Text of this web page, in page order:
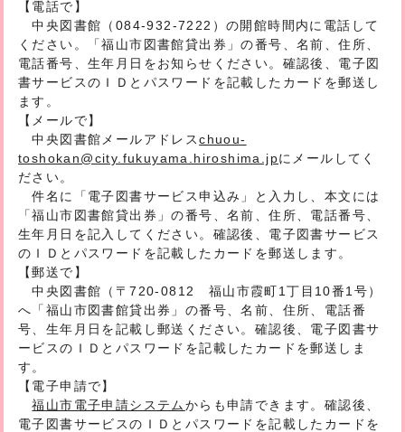
【電話で】
中央図書館（084‐932‐7222）の開館時間内に電話して
ください。「福山市図書館貸出券」の番号、名前、住所、
電話番号、生年月日をお知らせください。確認後、電子図
書サービスのＩＤとパスワードを記載したカードを郵送し
ます。
【メールで】
中央図書館メールアドレスchuou-
toshokan@city.fukuyama.hiroshima.jpにメールしてく
ださい。
件名に「電子図書サービス申込み」と入力し、本文には
「福山市図書館貸出券」の番号、名前、住所、電話番号、
生年月日を記入してください。確認後、電子図書サービス
のＩＤとパスワードを記載したカードを郵送します。
【郵送で】
中央図書館（〒720-0812 福山市霞町1丁目10番1号）
へ「福山市図書館貸出券」の番号、名前、住所、電話番
号、生年月日を記載し郵送ください。確認後、電子図書サ
ービスのＩＤとパスワードを記載したカードを郵送しま
す。
【電子申請で】
福山市電子申請システム からも申請できます。確認後、
電子図書サービスのＩＤとパスワードを記載したカードを